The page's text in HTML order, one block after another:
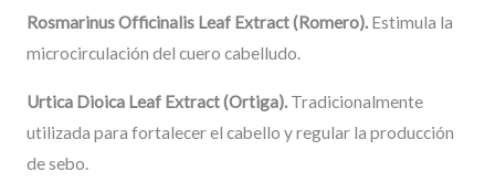
Rosmarinus Officinalis Leaf Extract (Romero). Estimula la
microcirculación del cuero cabelludo.
Urtica Dioica Leaf Extract (Ortiga). Tradicionalmente
utilizada para fortalecer el cabello y regular la producción
de sebo.